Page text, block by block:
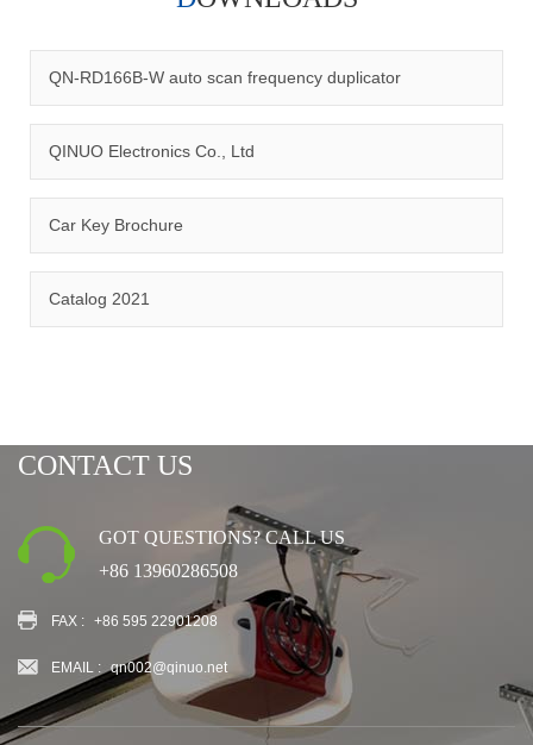
management system.
QN-RD166B-W auto scan frequency duplicator
QINUO Electronics Co., Ltd
Car Key Brochure
Catalog 2021
CONTACT US
GOT QUESTIONS? CALL US
+86 13960286508
FAX : +86 595 22901208
EMAIL : qn002@qinuo.net